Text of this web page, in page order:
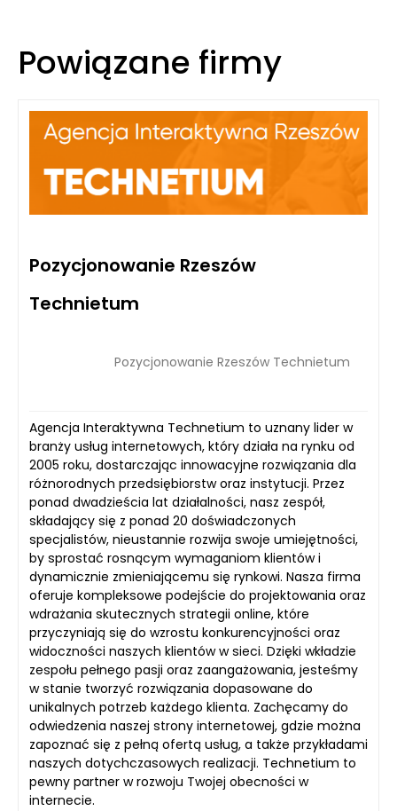
Powiązane firmy
Pozycjonowanie Rzeszów
Technietum
Pozycjonowanie Rzeszów Technietum
Agencja Interaktywna Technetium to uznany lider w
branży usług internetowych, który działa na rynku od
2005 roku, dostarczając innowacyjne rozwiązania dla
różnorodnych przedsiębiorstw oraz instytucji. Przez
ponad dwadzieścia lat działalności, nasz zespół,
składający się z ponad 20 doświadczonych
specjalistów, nieustannie rozwija swoje umiejętności,
by sprostać rosnącym wymaganiom klientów i
dynamicznie zmieniającemu się rynkowi. Nasza firma
oferuje kompleksowe podejście do projektowania oraz
wdrażania skutecznych strategii online, które
przyczyniają się do wzrostu konkurencyjności oraz
widoczności naszych klientów w sieci. Dzięki wkładzie
zespołu pełnego pasji oraz zaangażowania, jesteśmy
w stanie tworzyć rozwiązania dopasowane do
unikalnych potrzeb każdego klienta. Zachęcamy do
odwiedzenia naszej strony internetowej, gdzie można
zapoznać się z pełną ofertą usług, a także przykładami
naszych dotychczasowych realizacji. Technetium to
pewny partner w rozwoju Twojej obecności w
internecie.